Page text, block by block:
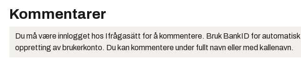
Kommentarer
Du må være innlogget hos Ifrågasätt for å kommentere. Bruk BankID for automatisk
oppretting av brukerkonto. Du kan kommentere under fullt navn eller med kallenavn.